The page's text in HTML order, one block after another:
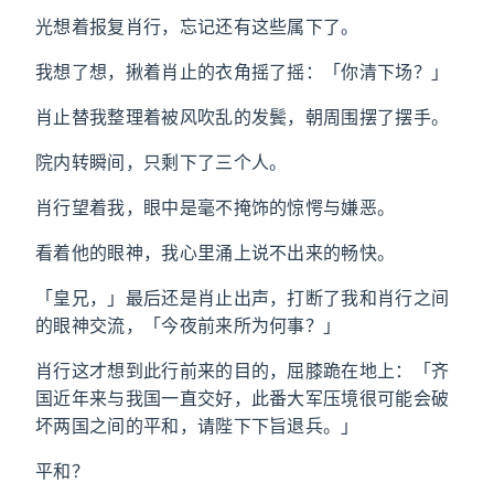
光想着报复肖行，忘记还有这些属下了。
我想了想，揪着肖止的衣角摇了摇：「你清下场？」
肖止替我整理着被风吹乱的发鬓，朝周围摆了摆手。
院内转瞬间，只剩下了三个人。
肖行望着我，眼中是毫不掩饰的惊愕与嫌恶。
看着他的眼神，我心里涌上说不出来的畅快。
「皇兄，」最后还是肖止出声，打断了我和肖行之间
的眼神交流，「今夜前来所为何事？」
肖行这才想到此行前来的目的，屈膝跪在地上：「齐
国近年来与我国一直交好，此番大军压境很可能会破
坏两国之间的平和，请陛下下旨退兵。」
平和？